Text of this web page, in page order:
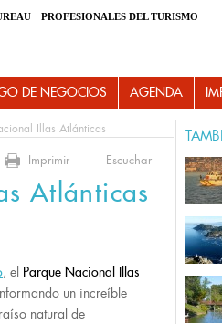
PROFESIONALES DEL TURISMO
DE NEGOCIOS AGENDA
Illas Atlánticas
Imprimir Escuchar
Atlánticas
, el Parque Nacional Illas
un increíble
natural de